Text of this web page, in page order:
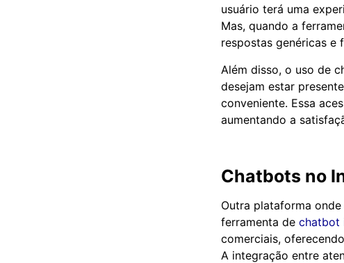
usuário terá uma
Mas, quando a
respostas genéricas e
Além disso, o uso de
desejam estar
conveniente. Essa
aumentando a
Chatbots no
Outra plataforma
ferramenta de chatbot
comerciais,
A integração entre